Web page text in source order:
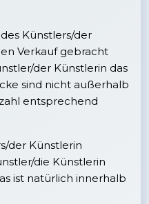
Künstlers/der
Verkauf gebracht
der Künstlerin das
sind nicht außerhalb
entsprechend
der Künstlerin
die Künstlerin
ist natürlich innerhalb